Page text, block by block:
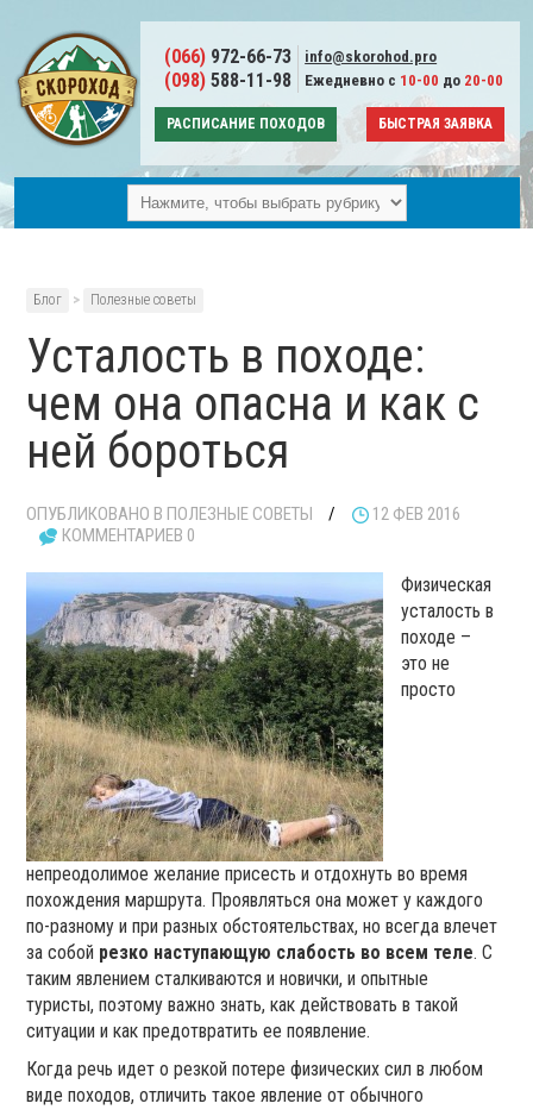
(066) 972-66-73
(098) 588-11-98
info@skorohod.pro
Ежедневно с 10-00 до 20-00
РАСПИСАНИЕ ПОХОДОВ БЫСТРАЯ ЗАЯВКА
Блог > Полезные советы
Усталость в походе:
чем она опасна и как с
ней бороться
ОПУБЛИКОВАНО В ПОЛЕЗНЫЕ СОВЕТЫ /
12 ФЕВ 2016
КОММЕНТАРИЕВ 0
Физическая
усталость в
походе –
это не
просто
непреодолимое желание присесть и отдохнуть во время
похождения маршрута. Проявляться она может у каждого
по-разному и при разных обстоятельствах, но всегда влечет
за собой резко наступающую слабость во всем теле. С
таким явлением сталкиваются и новички, и опытные
туристы, поэтому важно знать, как действовать в такой
ситуации и как предотвратить ее появление.
Когда речь идет о резкой потере физических сил в любом
виде походов, отличить такое явление от обычного